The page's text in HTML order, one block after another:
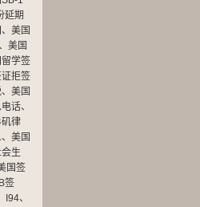
延期
、 美国
美国
学签
拒签
、 美国
话、
律
、 美国
生
国签
签
I94、